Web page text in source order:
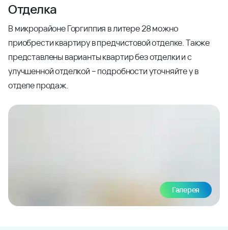
Отделка
В микрорайоне Горгиппия в литере 28 можно
приобрести квартиру в предчистовой отделке. Также
представлены варианты квартир без отделки и с
улучшенной отделкой – подробности уточняйте у в
отделе продаж.
Галерея